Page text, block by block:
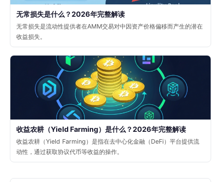
无常损失是什么？2026年完整解读
无常损失是流动性提供者在AMM交易对中因资产价格偏移而产生的潜在
收益损失。
收益农耕（Yield Farming）是什么？2026年完整解读
收益农耕（Yield Farming）是指在去中心化金融（DeFi）平台提供流
动性，通过获取协议代币等收益的操作。